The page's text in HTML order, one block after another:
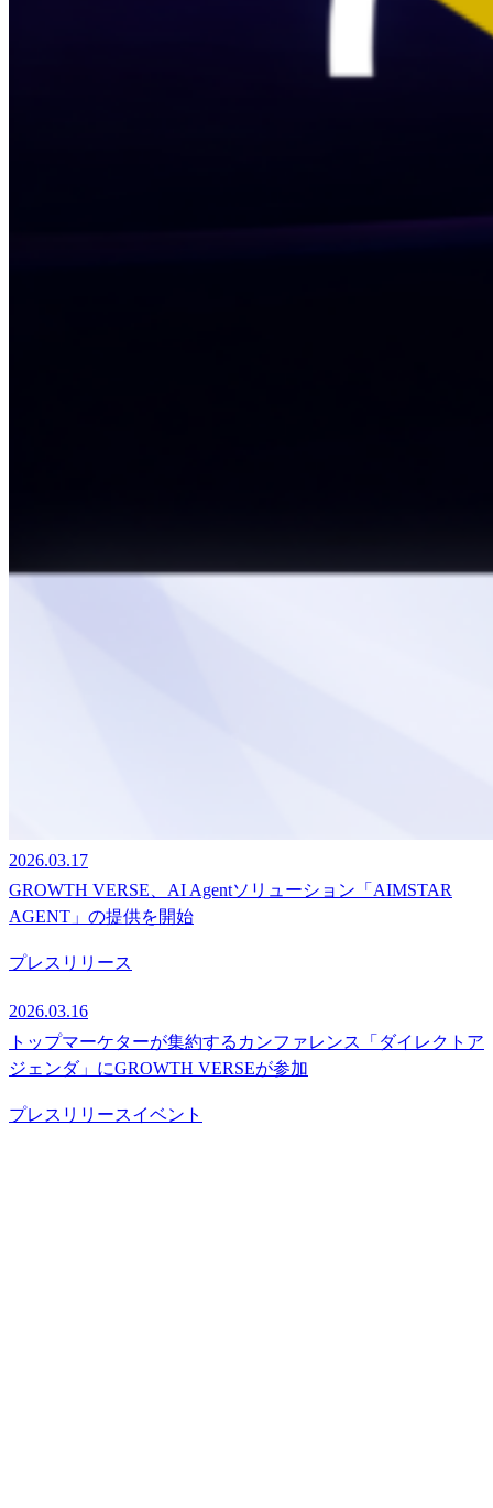
2026.03.17
GROWTH VERSE、AI Agentソリューション「AIMSTAR
AGENT」の提供を開始
プレスリリース
2026.03.16
トップマーケターが集約するカンファレンス「ダイレクトア
ジェンダ」にGROWTH VERSEが参加
プレスリリースイベント